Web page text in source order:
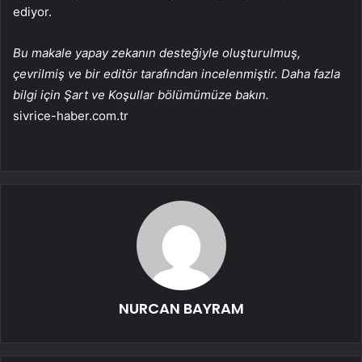
ediyor.
Bu makale yapay zekanın desteğiyle oluşturulmuş,
çevrilmiş ve bir editör tarafından incelenmiştir. Daha fazla
bilgi için Şart ve Koşullar bölümümüze bakın.
sivrice-haber.com.tr
NURCAN BAYRAM